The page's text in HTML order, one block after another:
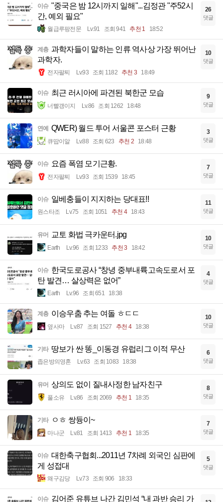
이슈 "중국은 밤 12시까지 일해"...김정관 "주52시
간, 예외 필요"
월급루팡전문 Lv.91 조회 941 추천 1 18:52
26
댓글
계층 과학자들이 말하는 인류 역사상 가장 뛰어난
과학자.
전자팔찌 Lv.93 조회 1182 추천 3 18:49
10
댓글
이슈 최근 러시아에 파견된 북한군 모습
너빨갱이지 Lv.86 조회 1262 18:48
9
댓글
연예 QWER) 월드 투어 서울콘 포스터 근황
큐땁이알 Lv.88 조회 623 추천 2 18:48
3
댓글
이슈 요즘 폭염 모기근황.
전자팔찌 Lv.93 조회 1539 18:45
7
댓글
이슈 일베충들이 지지하는 당대표!!
원스타조 Lv.75 조회 1051 추천 4 18:43
11
댓글
유머 교토 화법 극카운터.jpg
Earth Lv.96 조회 1233 추천 3 18:42
10
댓글
이슈 한국도로공사 “창녕 중부내륙고속도로서 포
탄 발견… 살상력은 없어”
Earth Lv.96 조회 651 18:38
4
댓글
계층 이승우춤 추는 여돌 ㅎㄷㄷ
옆사마 Lv.87 조회 1527 추천 4 18:38
10
댓글
기타 땅보가 싼 똥_이동경 유럽리그 이적 무산
좁은방의영혼 Lv.63 조회 1083 18:38
6
댓글
유머 상의도 없이 질내사정한 남자친구
풀소유 Lv.86 조회 2069 추천 1 18:35
8
댓글
기타 ㅇㅎ 쌍듕이~
마나군 Lv.81 조회 1413 추천 1 18:35
7
댓글
이슈 대한축구협회...2011년 7차례 외국인 심판에
게 성접대
왜구김당 Lv.73 조회 906 18:33
5
댓글
이슈 김어준 유튜브 나간 김민석 “내 과반 승리 가